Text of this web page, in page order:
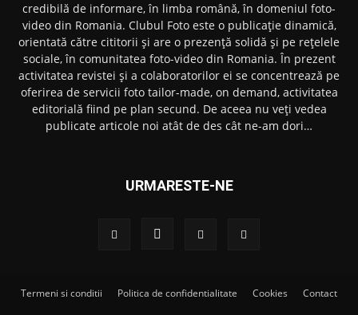
credibilă de informare, în limba română, în domeniul foto-
video din Romania. Clubul Foto este o publicație dinamică,
orientată către cititorii și are o prezență solidă și pe rețelele
sociale, în comunitatea foto-video din Romania. În prezent
activitatea revistei și a colaboratorilor ei se concentrează pe
oferirea de servicii foto tailor-made, on demand, activitatea
editorială fiind pe plan secund. De aceea nu veți vedea
publicate articole noi atât de des cât ne-am dori…
URMARESTE-NE
Termeni si conditii Politica de confidentialitate Cookies Contact